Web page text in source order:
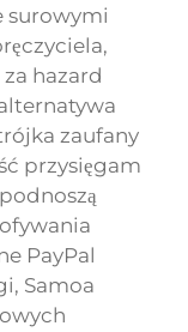
surowymi
hazard
zaufany
przysięgam
PayPal
Samoa